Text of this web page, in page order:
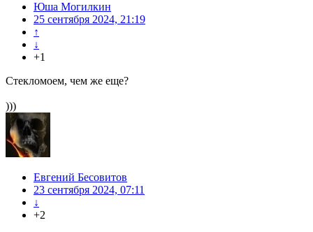
Юша Могилкин
25 сентября 2024, 21:19
↑
↓
+1
Стекломоем, чем же еще?
)))
Евгений Бесовитов
23 сентября 2024, 07:11
↓
+2